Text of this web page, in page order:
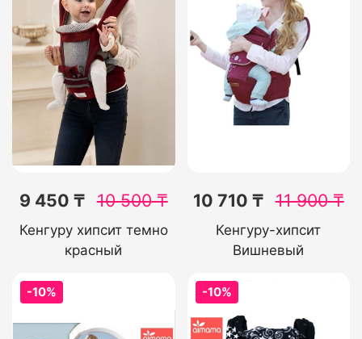
9 450 ₸ 10 500₸
Кенгуру хипсит темно
красный
10 710 ₸ 11 900₸
Кенгуру-хипсит
Вишневый
-10% -10%